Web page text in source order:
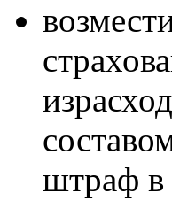
штраф в